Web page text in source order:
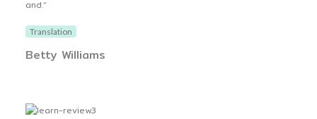
and.“
Betty Williams
Translation